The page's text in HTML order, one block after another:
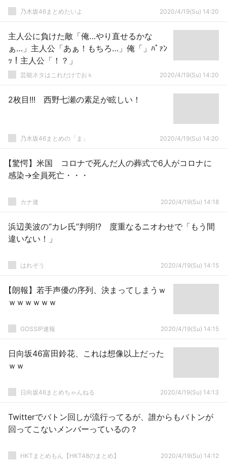
乃木坂46まとめたいよ 2020/4/19(Su) 14:20
主人公に負けた敵「俺…やり直せるかな
ぁ…」主人公「あぁ！もちろ…」俺「」ﾊﾟｧﾝ
ｯ！主人公「！？」
芸能ネタはこれだけでおｋ 2020/4/19(Su) 14:20
2枚目!!! 西野七瀬の素足が眩しい！
乃木坂46まとめの「ま」 2020/4/19(Su) 14:20
【驚愕】米国 コロナで死んだ人の葬式で6人がコロナに
感染→全員死亡・・・
カナ速 2020/4/19(Su) 14:18
浜辺美波の“カレ氏”判明!? 度重なるニオわせで「もう間
違いない！」
はれぞう 2020/4/19(Su) 14:15
【朗報】若手声優の序列、決まってしまうｗ
ｗｗｗｗｗｗ
GOSSIP速報 2020/4/19(Su) 14:15
日向坂46富田鈴花、これは想像以上だった
ｗｗ
日向坂46まとめちゃんねる 2020/4/19(Su) 14:13
Twitterでバトン回しが流行ってるが、誰からもバトンが
回ってこないメンバーっているの？
HKTまとめもん【HKT48のまとめ】 2020/4/19(Su) 14:12